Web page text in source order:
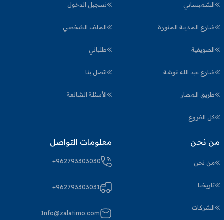
الشميساني
شارع المدينة المنورة
الصويفية
شارع عبد الله غوشة
طريق المطار
كل الفروع
تسجيل الدخول
الملف الشخصي
طلباتي
اتصل بنا
الأسئلة الشائعة
من نحن
من نحن
تاريخنا
الشركات
معلومات التواصل
+962793303030
+962793303031
Info@zalatimo.com